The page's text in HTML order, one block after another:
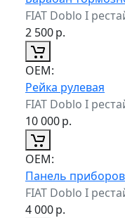
FIAT Doblo I
2 500р.
ОЕМ:
Рейка рулевая
FIAT Doblo I
10 000р.
ОЕМ:
Панель приборов
FIAT Doblo I
4 000р.